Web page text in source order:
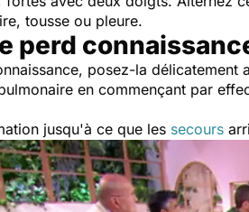
tousse ou pleure.
perd
posez-la délicatement
en commençant par
jusqu'à ce que les secours